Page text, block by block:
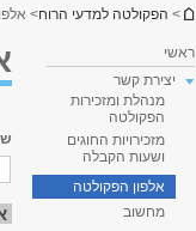
הינך נמצא כאן
> הפקולטה למדעי הרוח>
ראשי
יצירת קשר
מנהלת ומזכירות
הפקולטה
מזכירויות החוגים
ושעות הקבלה
אלפון הפקולטה
מחשוב